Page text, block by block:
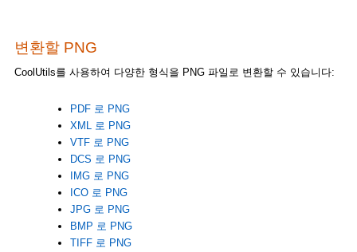
변환할 PNG
CoolUtils를 사용하여 다양한 형식을 PNG 파일로 변환할 수 있습니다:
PDF 로 PNG
XML 로 PNG
VTF 로 PNG
DCS 로 PNG
IMG 로 PNG
ICO 로 PNG
JPG 로 PNG
BMP 로 PNG
TIFF 로 PNG